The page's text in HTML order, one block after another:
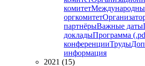
комитет
оргкомитет
партнёрыВажные даты
докладыПрограмма
конференцииТруды
информация
2021 (15)